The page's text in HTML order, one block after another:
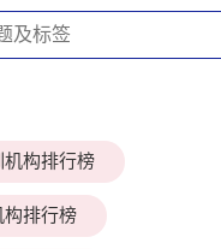
构排行榜
构排行榜